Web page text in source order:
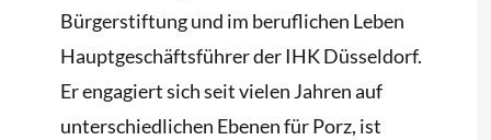
Bürgerstiftung und im beruflichen Leben
Hauptgeschäftsführer der IHK Düsseldorf.
Er engagiert sich seit vielen Jahren auf
unterschiedlichen Ebenen für Porz, ist